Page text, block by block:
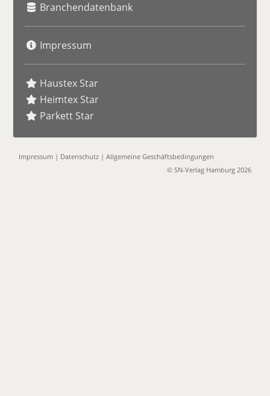
Branchendatenbank
Impressum
Haustex Star
Heimtex Star
Parkett Star
Impressum | Datenschutz |Allgemeine Geschäftsbedingungen
© SN-Verlag Hamburg 2026